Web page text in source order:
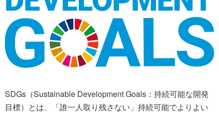
SDGs（Sustainable Development Goals：持続可能な開発
目標）とは、「誰一人取り残さない」持続可能でよりよい